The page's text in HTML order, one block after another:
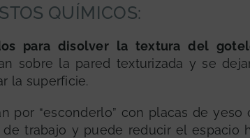
QUÍMICOS:
para disolver la textura del
sobre la pared texturizada y se
la superficie.
por “esconderlo” con placas de yeso
trabajo y puede reducir el espacio